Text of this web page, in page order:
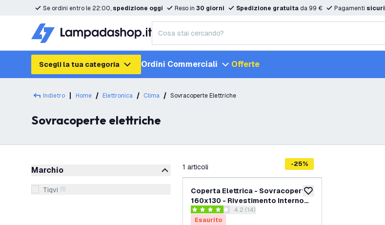
Se ordini entro le 22:00, spedizione oggi Reso in 30 giorni Spedizione gratuita da 99 € Pagamenti sicuri
Scegli la tua categoria Ordini Commerciali Offerte
Indietro Home Elettronica Clima Sovracoperte Elettriche
Sovracoperte elettriche
Marchio
Tiqvi (1)
1 articoli
aggiungi alla lista desideri
-25%
Coperta Elettrica - Sovracoperta
160x130 - Rivestimento Interno
Lavabile - 6 Livelli di Calore -
Coperta Elettrica Superiore
apri il cassetto delle recensioni
4.2 stelle di valutazione
4.2 (14)
Esaurito
filtra